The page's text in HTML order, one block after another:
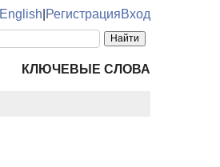
English РегистрацияВход
КЛЮЧЕВЫЕ СЛОВА